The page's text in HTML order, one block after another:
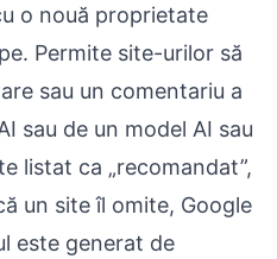
o nouă proprietate
Permite site-urilor să
sau un comentariu a
sau de un model AI sau
listat ca „recomandat”,
un site îl omite, Google
este generat de